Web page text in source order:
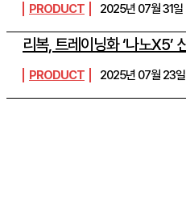
PRODUCT 2025년 07월 31일
리복, 트레이닝화 ‘나노X5’
PRODUCT 2025년 07월 23일